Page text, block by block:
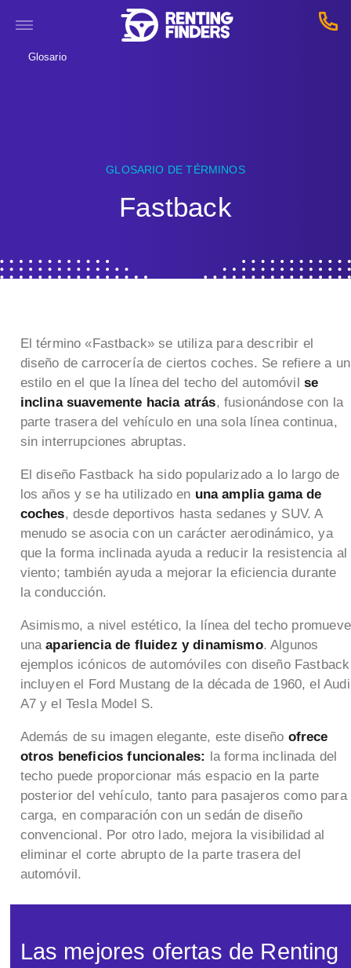
Glosario
GLOSARIO DE TÉRMINOS
Fastback
El término «Fastback» se utiliza para describir el
diseño de carrocería de ciertos coches. Se refiere a un
estilo en el que la línea del techo del automóvil se
inclina suavemente hacia atrás, fusionándose con la
parte trasera del vehículo en una sola línea continua,
sin interrupciones abruptas.
El diseño Fastback ha sido popularizado a lo largo de
los años y se ha utilizado en una amplia gama de
coches, desde deportivos hasta sedanes y SUV. A
menudo se asocia con un carácter aerodinámico, ya
que la forma inclinada ayuda a reducir la resistencia al
viento; también ayuda a mejorar la eficiencia durante
la conducción.
Asimismo, a nivel estético, la línea del techo promueve
unaapariencia de fluidez y dinamismo. Algunos
ejemplos icónicos de automóviles con diseño Fastback
incluyen el Ford Mustang de la década de 1960, el Audi
A7 y el Tesla Model S.
Además de su imagen elegante, este diseño ofrece
otros beneficios funcionales:
la forma inclinada del
techo puede proporcionar más espacio en la parte
posterior del vehículo, tanto para pasajeros como para
carga, en comparación con un sedán de diseño
convencional. Por otro lado, mejora la visibilidad al
eliminar el corte abrupto de la parte trasera del
automóvil.
Las mejores ofertas de Renting